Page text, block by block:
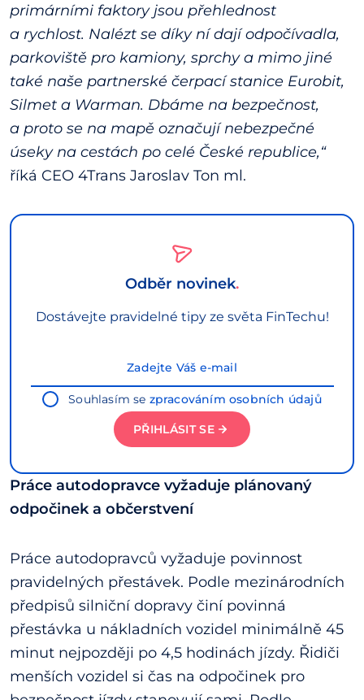
primárními faktory jsou přehlednost
a rychlost. Nalézt se díky ní dají odpočívadla,
parkoviště pro kamiony, sprchy a mimo jiné
také naše partnerské čerpací stanice Eurobit,
Silmet a Warman. Dbáme na bezpečnost,
a proto se na mapě označují nebezpečné
úseky na cestách po celé České republice,“
říká CEO 4Trans Jaroslav Ton ml.
Odběr novinek
Dostávejte pravidelné tipy ze světa FinTechu!
Souhlasím se zpracováním osobních údajů
PŘIHLÁSIT SE
Práce autodopravce vyžaduje plánovaný
odpočinek a občerstvení
Práce autodopravců vyžaduje povinnost
pravidelných přestávek. Podle mezinárodních
předpisů silniční dopravy činí povinná
přestávka u nákladních vozidel minimálně 45
minut nejpozději po 4,5 hodinách jízdy. Řidiči
menších vozidel si čas na odpočinek pro